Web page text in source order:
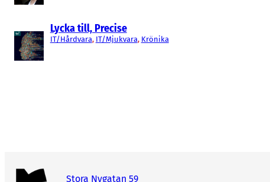
Lycka till, Precise
IT/Hårdvara, IT/Mjukvara, Krönika
Stora Nygatan 59